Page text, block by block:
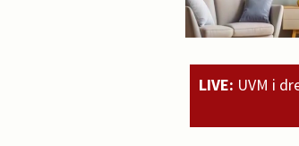
LIVE: UVM i